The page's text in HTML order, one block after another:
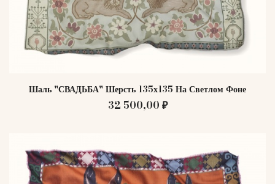
Шаль "СВАДЬБА" Шерсть 135х135 На Светлом Фоне
32 500,00 ₽